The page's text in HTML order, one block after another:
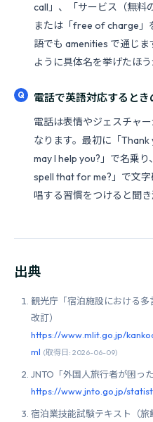
call」、「サービス（無料
または「free of charge」
語でも amenities で通じ
ように具体名を挙げたほう
電話で英語対応するとき
電話は表情やジェスチャ
なります。最初に「
may I help you?」で名乗
spell that for me?」で文
唱する習慣をつけると聞き
出典
観光庁「宿泊施設における
改訂）
https://www.mlit.go.jp/
ml (取得日: 2026-06-09)
JNTO「外国人旅行者が困っ
https://www.jnto.go.jp/
宿泊業技能試験テキスト（